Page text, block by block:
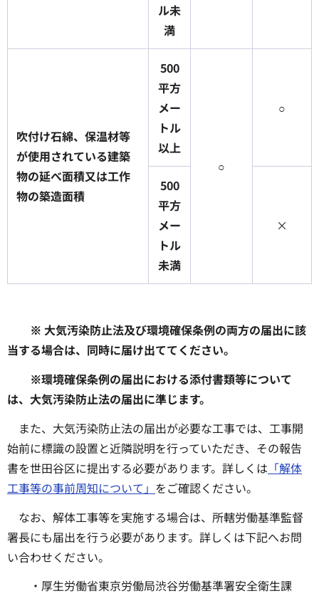
ル未
満
吹付け石綿、保温材等
が使用されている建築
物の延べ面積又は工作
物の築造面積
500
平方
メー
トル
以上
○
○
500
平方
メー
トル
未満
×
※ 大気汚染防止法及び環境確保条例の両方の届出に該
当する場合は、同時に届け出ててください。
※環境確保条例の届出における添付書類等について
は、大気汚染防止法の届出に準じます。
また、大気汚染防止法の届出が必要な工事では、工事開
始前に標識の設置と近隣説明を行っていただき、その報告
書を世田谷区に提出する必要があります。詳しくは 「解体
工事等の事前周知について」 をご確認ください。
なお、解体工事等を実施する場合は、所轄労働基準監督
署長にも届出を行う必要があります。詳しくは下記へお問
い合わせください。
・厚生労働省東京労働局渋谷労働基準署安全衛生課